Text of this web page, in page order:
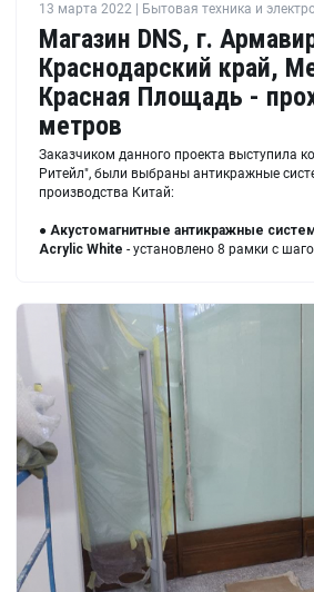
13 марта 2022 | Бытовая техника и
Магазин DNS, г.
Краснодарский край,
Красная Площадь -
метров
Заказчиком данного проекта выступила
Ритейл", были выбраны антикражные
производства Китай:
● Акустомагнитные антикражные
Acrylic White - установлено 8 рамки с